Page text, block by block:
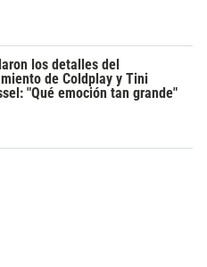
los detalles del
de Coldplay y Tini
"Qué emoción tan grande"